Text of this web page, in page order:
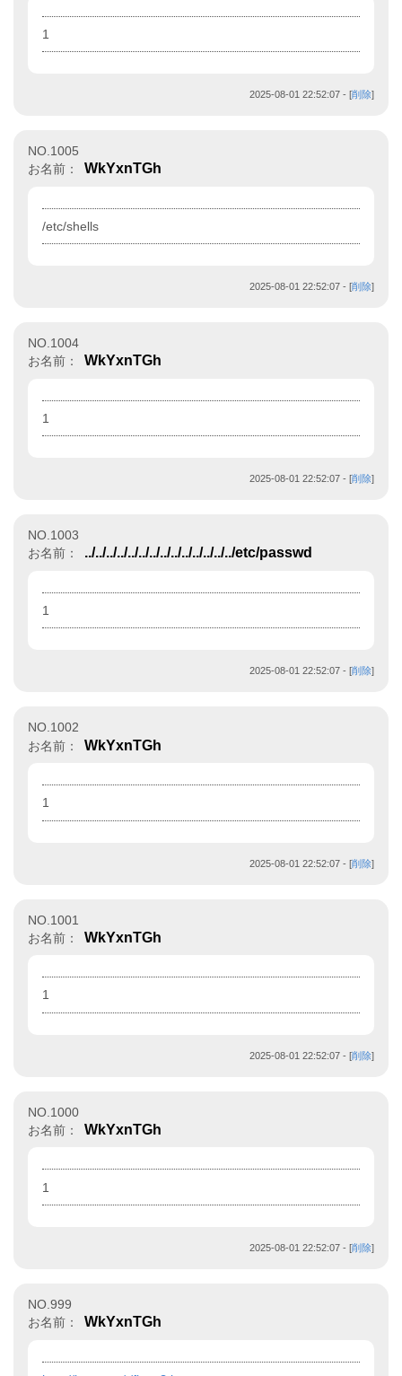
1
2025-08-01 22:52:07 - [削除]
NO.1005
お名前：
WkYxnTGh
/etc/shells
2025-08-01 22:52:07 - [削除]
NO.1004
お名前：
WkYxnTGh
1
2025-08-01 22:52:07 - [削除]
NO.1003
お名前：
../../../../../../../../../../../../../../etc/passwd
1
2025-08-01 22:52:07 - [削除]
NO.1002
お名前：
WkYxnTGh
1
2025-08-01 22:52:07 - [削除]
NO.1001
お名前：
WkYxnTGh
1
2025-08-01 22:52:07 - [削除]
NO.1000
お名前：
WkYxnTGh
1
2025-08-01 22:52:07 - [削除]
NO.999
お名前：
WkYxnTGh